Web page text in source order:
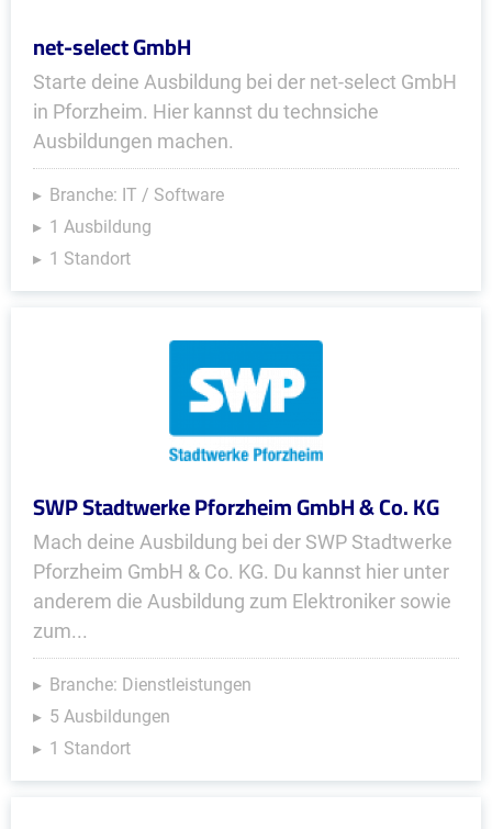
net-select GmbH
Starte deine Ausbildung bei der net-select GmbH
in Pforzheim. Hier kannst du technsiche
Ausbildungen machen.
Branche: IT / Software
1 Ausbildung
1 Standort
SWP Stadtwerke Pforzheim GmbH & Co. KG
Mach deine Ausbildung bei der SWP Stadtwerke
Pforzheim GmbH & Co. KG. Du kannst hier unter
anderem die Ausbildung zum Elektroniker sowie
zum...
Branche: Dienstleistungen
5 Ausbildungen
1 Standort